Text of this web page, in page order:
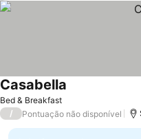
Bed & Breakfast
Casabella
/ Pontuação não disponível